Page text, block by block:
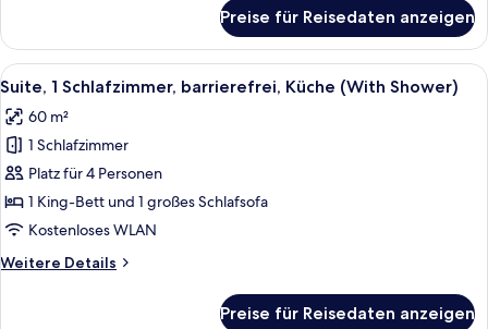
1
Schlafzimmer,
Küche
Preise für Reisedaten anzeigen
Alle
Fotos
für
Suite,
1
Schlafzimmer,
barrierefrei,
(With
Ein modernes Wohnzimmer mit
8
Suite, 1 Schlafzimmer, barrierefrei, Küche (With Shower)
60 m²
1 Schlafzimmer
Platz für 4 Personen
1 King-Bett und 1 großes Schlafsofa
Kostenloses WLAN
Weitere Details
Weitere
Preise für Reisedaten anzeigen